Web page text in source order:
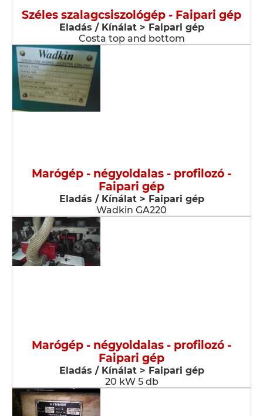
Széles szalagcsiszológép - Faipari gép
Eladás / Kínálat > Faipari gép
Costa top and bottom
Marógép - négyoldalas - profilozó -
Faipari gép
Eladás / Kínálat > Faipari gép
Wadkin GA220
Marógép - négyoldalas - profilozó -
Faipari gép
Eladás / Kínálat > Faipari gép
20 kW 5 db